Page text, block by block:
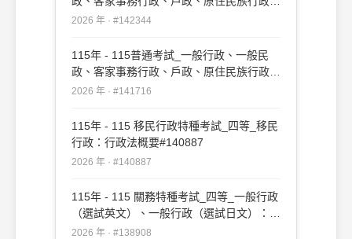
社會行政、勞工行政、教育行政、人事行
複)#142344
2026 年 · #142344
115年 - 115普通考試_一般行政、一般民
政、客家事務行政、戶政、原住民族行政、
社會行政、勞工行政、教育行政、人事行
#141716
2026 年 · #141716
115年 - 115 移民行政特種考試_四等_移民
行政：行政法概要#140887
2026 年 · #140887
115年 - 115 關務特種考試_四等_一般行政
（選試英文）、一般行政（選試日文）：行
政法概要#138908
2026 年 · #138908